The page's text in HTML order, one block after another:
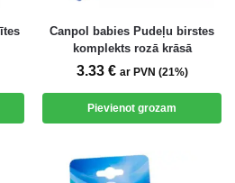
Canpol babies Pudeļu birstes
komplekts rozā krāsā
3.33 € ar PVN (21%)
Pievienot grozam